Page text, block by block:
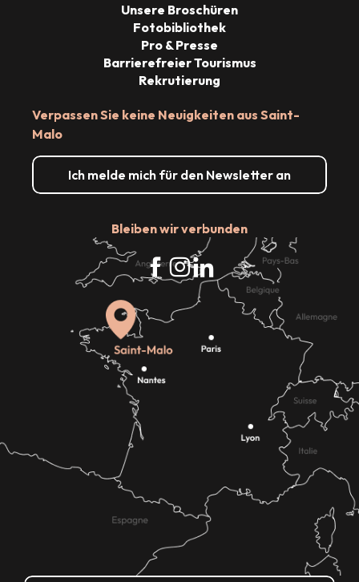
Verpassen Sie keine Neuigkeiten aus Saint-
Malo
Ich melde mich für den Newsletter an
Bleiben wir verbunden
Unsere Broschüren
Fotobibliothek
Pro & Presse
Barrierefreier Tourismus
Rekrutierung